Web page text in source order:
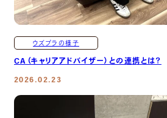
ウズプラの様子
CA（キャリアアドバイザー）との連携とは？
2026.02.23